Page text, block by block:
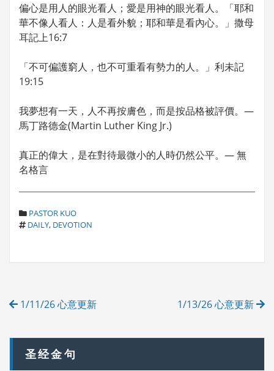
偏心是用人的眼光看人；愛是用神的眼光看人。「耶和
華不像人看人：人是看外貌；耶和華是看內心。」撒母
耳記上16:7
「不可偏護窮人，也不可重看有勢力的人。」利未記
19:15
我夢想有一天，人不再按膚色，而是按品格被評價。—
馬丁路德金(Martin Luther King Jr.)
真正的偉大，是在對待最微小的人時仍然公平。— 無
名格言
C
A
E
PASTOR KUO
T
DAILY, DEVOTION
Post
1/11/26 心意更新 1/13/26 心意更新
圣经金句